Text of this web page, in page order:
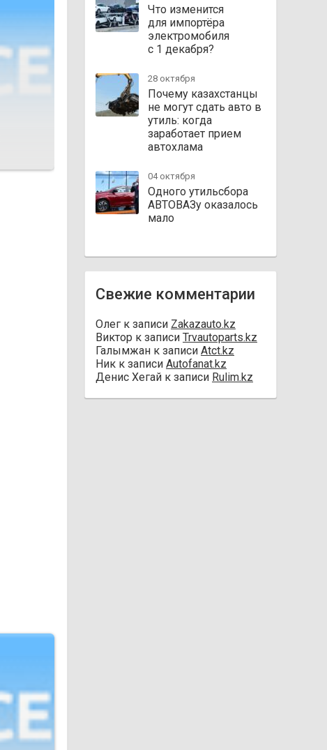
Что изменится
для импортёра
электромобиля
с 1 декабря?
28 октября
Почему казахстанцы
не могут сдать авто в
утиль: когда
заработает прием
автохлама
04 октября
Одного утильсбора
АВТОВАЗу оказалось
мало
Свежие комментарии
Олег к записи Zakazauto.kz
Виктор к записи Trvautoparts.kz
Галымжан к записи Atct.kz
Ник к записи Autofanat.kz
Денис Хегай к записи Rulim.kz